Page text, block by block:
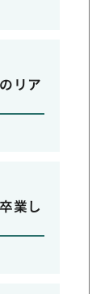
リア
業し